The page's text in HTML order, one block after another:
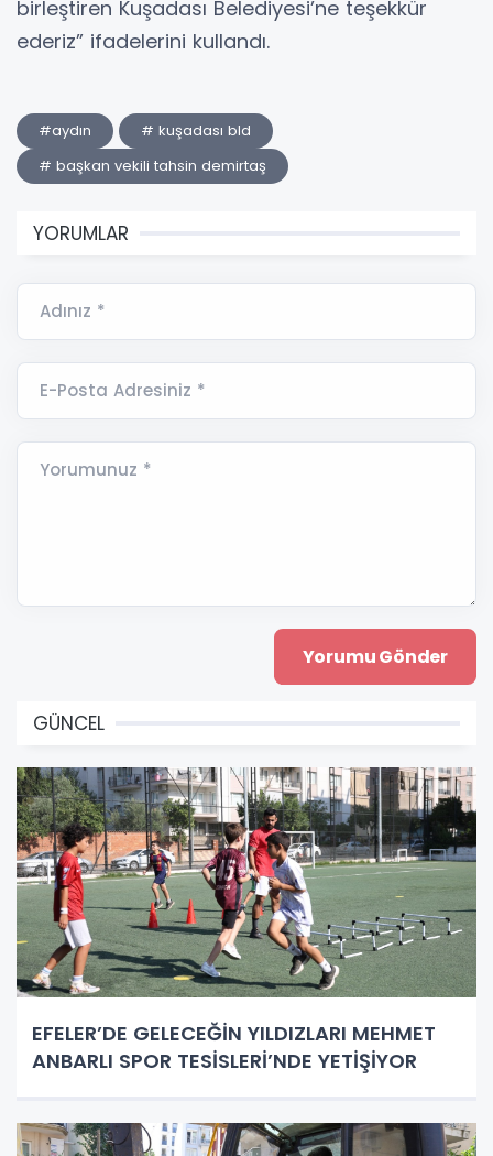
birleştiren Kuşadası Belediyesi’ne teşekkür
ederiz” ifadelerini kullandı.
#aydın
# kuşadası bld
# başkan vekili tahsin demirtaş
YORUMLAR
Adınız *
E-Posta Adresiniz *
Yorumunuz *
GÜNCEL
EFELER’DE GELECEĞİN YILDIZLARI MEHMET
ANBARLI SPOR TESİSLERİ’NDE YETİŞİYOR